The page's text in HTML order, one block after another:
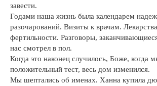
завести.
Годами наша жизнь была календарем
разочарований. Визиты к врачам.
фертильности. Разговоры,
нас смотрел в пол.
Когда это наконец случилось, Боже, когда
положительный тест, весь дом изменился.
Мы шептались об именах. Ханна купила